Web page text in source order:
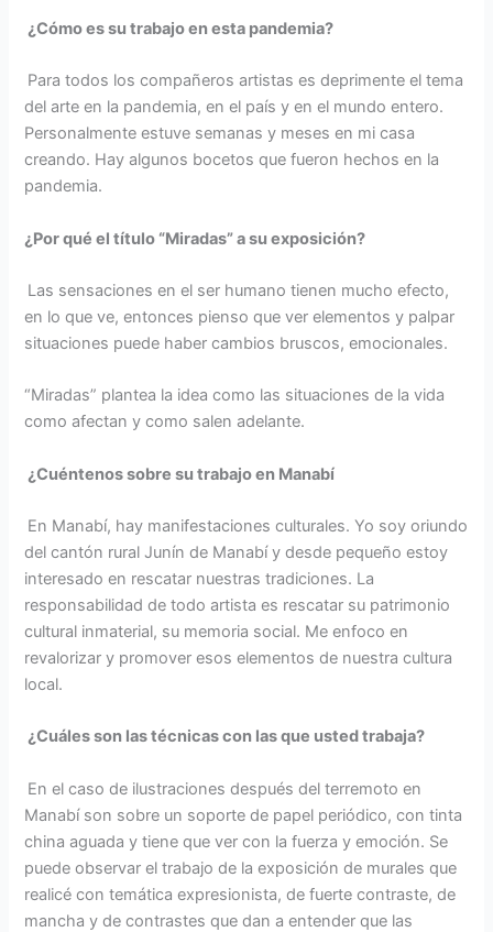
¿Cómo es su trabajo en esta pandemia?
Para todos los compañeros artistas es deprimente el tema
del arte en la pandemia, en el país y en el mundo entero.
Personalmente estuve semanas y meses en mi casa
creando. Hay algunos bocetos que fueron hechos en la
pandemia.
¿Por qué el título “Miradas” a su exposición?
Las sensaciones en el ser humano tienen mucho efecto,
en lo que ve, entonces pienso que ver elementos y palpar
situaciones puede haber cambios bruscos, emocionales.
“Miradas” plantea la idea como las situaciones de la vida
como afectan y como salen adelante.
¿Cuéntenos sobre su trabajo en Manabí
En Manabí, hay manifestaciones culturales. Yo soy oriundo
del cantón rural Junín de Manabí y desde pequeño estoy
interesado en rescatar nuestras tradiciones. La
responsabilidad de todo artista es rescatar su patrimonio
cultural inmaterial, su memoria social. Me enfoco en
revalorizar y promover esos elementos de nuestra cultura
local.
¿Cuáles son las técnicas con las que usted trabaja?
En el caso de ilustraciones después del terremoto en
Manabí son sobre un soporte de papel periódico, con tinta
china aguada y tiene que ver con la fuerza y emoción. Se
puede observar el trabajo de la exposición de murales que
realicé con temática expresionista, de fuerte contraste, de
mancha y de contrastes que dan a entender que las